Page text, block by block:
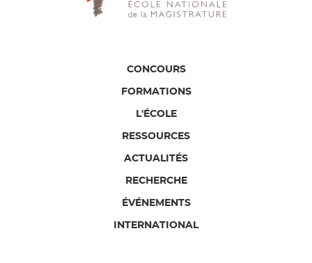
CONCOURS
FORMATIONS
L'ÉCOLE
RESSOURCES
ACTUALITÉS
RECHERCHE
ÉVÉNEMENTS
INTERNATIONAL